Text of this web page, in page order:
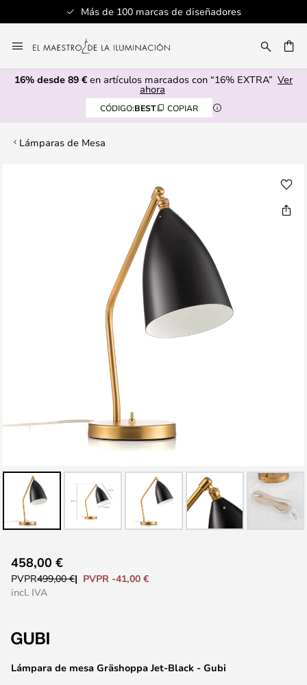
Más de 100 marcas de diseñadores
al
contenido
16% desde 89 € en artículos marcados con “16% EXTRA” Ver
ahora
CÓDIGO:BEST COPIAR
Lámparas de Mesa
al
comienzo
galería
imágenes
Lámpara de mesa Gräshoppa Jet-Black - Gubi
458,00 €
PVPR499,00 €
PVPR -41,00 €
incl. IVA